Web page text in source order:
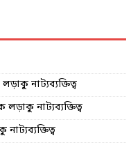
নাট্যব্যক্তিত্ব
নাট্যব্যক্তিত্ব